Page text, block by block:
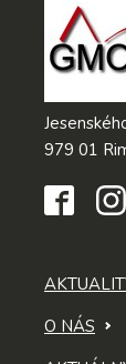
979 01
O NÁS